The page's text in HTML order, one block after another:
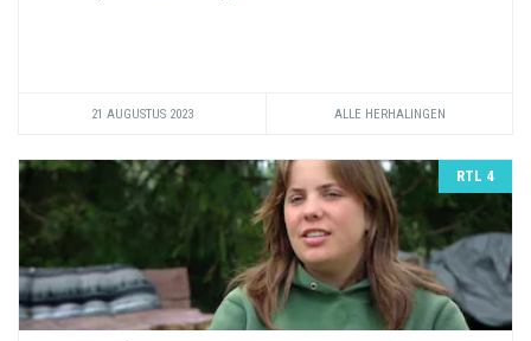
21 AUGUSTUS 2023 ALLE HERHALINGEN
RTL 4